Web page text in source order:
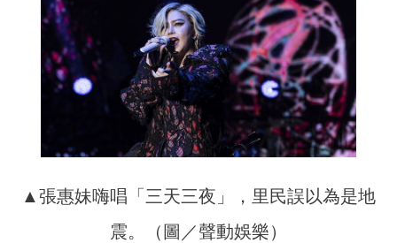
▲張惠妹嗨唱「三天三夜」，里民誤以為是地
震。（圖／聲動娛樂）